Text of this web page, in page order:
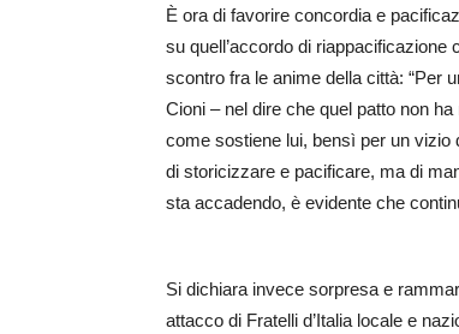
È ora di favorire concordia e
su quell’accordo di riappacificazione
scontro fra le anime della città: “Per
Cioni – nel dire che quel patto non
come sostiene lui, bensì per un vizio
di storicizzare e pacificare, ma di
sta accadendo, è evidente che
Si dichiara invece sorpresa e
attacco di Fratelli d’Italia locale e